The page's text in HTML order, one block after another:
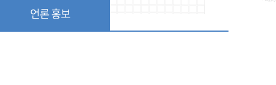
언론 홍보